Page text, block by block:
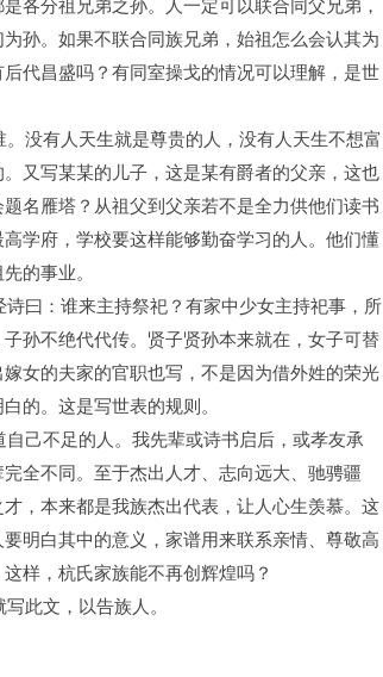
是各分祖兄弟之孙。人一定可以联合同父兄弟，
为孙。 如果不联合同族兄弟，始祖怎么会认其为
后代昌盛吗 ？有同室操戈的情况可以理解，是世
没有人天生就是尊贵的人，没有人天生不想富
。又写某某的儿子， 这是某有爵者的父亲 ， 这也
题名雁塔？ 从祖父到父亲若不是全力供他们读书
高学府 ， 学校要这样能够勤奋学习的人 。 他们懂
的事业。
诗曰：谁来主持祭祀 ？有家中少女主持祀事， 所
孙不绝代代传。 贤子贤孙本来就在，女子可替
嫁女的夫家的官职也写 ， 不是因为借外姓的荣光
白的。这是写世表的规则 。
自己不足的人 。我先辈或诗书启后，或孝友承
全不同。至于杰出人才、志向远大、驰骋疆
才，本来都是我族杰出代表，让人心生羡慕。这
明白其中的意义，家谱用来联系亲情、尊敬高
样，杭氏家族能不再创辉煌吗 ？
此文， 以告族人。